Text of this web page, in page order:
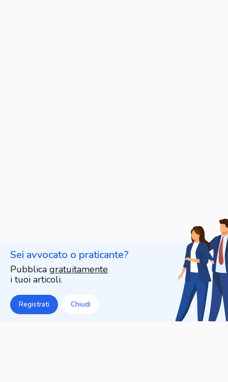
Sei avvocato o praticante?
Pubblica gratuitamente
i tuoi articoli.
Registrati Chiudi